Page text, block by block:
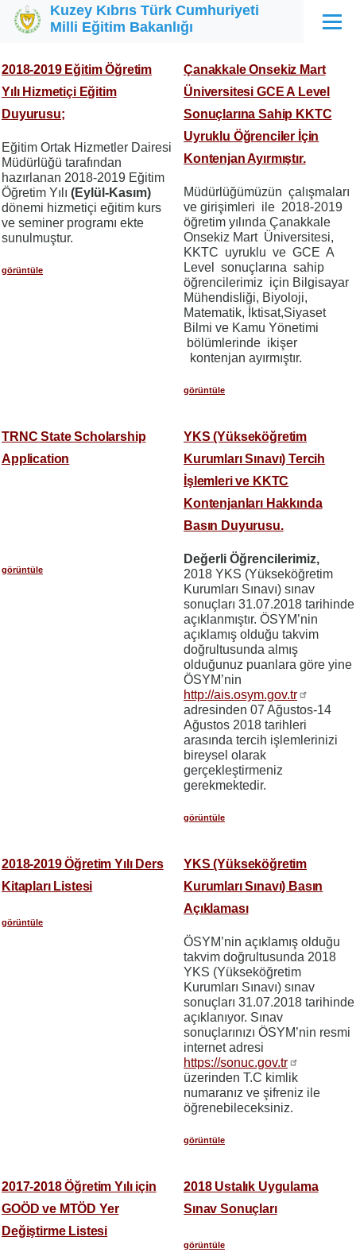
Ana içeriğe atla
Kuzey Kıbrıs Türk Cumhuriyeti
Milli Eğitim Bakanlığı
Menü
2018-2019 Eğitim Öğretim
Yılı Hizmetiçi Eğitim
Duyurusu;
Eğitim Ortak Hizmetler Dairesi
Müdürlüğü tarafından
hazırlanan 2018-2019 Eğitim
Öğretim Yılı (Eylül-Kasım)
dönemi hizmetiçi eğitim kurs
ve seminer programı ekte
sunulmuştur.
görüntüle
Çanakkale Onsekiz Mart
Üniversitesi GCE A Level
Sonuçlarına Sahip KKTC
Uyruklu Öğrenciler İçin
Kontenjan Ayırmıştır.
Müdürlüğümüzün çalışmaları
ve girişimleri ile 2018-2019
öğretim yılında Çanakkale
Onsekiz Mart Üniversitesi,
KKTC uyruklu ve GCE A
Level sonuçlarına sahip
öğrencilerimiz için Bilgisayar
Mühendisliği, Biyoloji,
Matematik, İktisat,Siyaset
Bilmi ve Kamu Yönetimi
bölümlerinde ikişer
kontenjan ayırmıştır.
görüntüle
TRNC State Scholarship
Application
görüntüle
YKS (Yükseköğretim
Kurumları Sınavı) Tercih
İşlemleri ve KKTC
Kontenjanları Hakkında
Basın Duyurusu.
Değerli Öğrencilerimiz,
2018 YKS (Yükseköğretim
Kurumları Sınavı) sınav
sonuçları 31.07.2018 tarihinde
açıklanmıştır. ÖSYM’nin
açıklamış olduğu takvim
doğrultusunda almış
olduğunuz puanlara göre yine
ÖSYM’nin
http://ais.osym.gov.tr
adresinden 07 Ağustos-14
Ağustos 2018 tarihleri
arasında tercih işlemlerinizi
bireysel olarak
gerçekleştirmeniz
gerekmektedir.
görüntüle
2018-2019 Öğretim Yılı Ders
Kitapları Listesi
görüntüle
YKS (Yükseköğretim
Kurumları Sınavı) Basın
Açıklaması
ÖSYM’nin açıklamış olduğu
takvim doğrultusunda 2018
YKS (Yükseköğretim
Kurumları Sınavı) sınav
sonuçları 31.07.2018 tarihinde
açıklanıyor. Sınav
sonuçlarınızı ÖSYM’nin resmi
internet adresi
https://sonuc.gov.tr
üzerinden T.C kimlik
numaranız ve şifreniz ile
öğrenebileceksiniz.
görüntüle
2017-2018 Öğretim Yılı için
GOÖD ve MTÖD Yer
Değiştirme Listesi
2018 Ustalık Uygulama
Sınav Sonuçları
görüntüle